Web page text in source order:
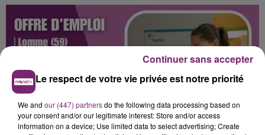
Le respect de votre vie privée est notre priorité
We and our (447) partnersdo the following data processing based on
your consent and/or our legitimate interest: Store and/or access
information on a device; Use limited data to select advertising; Create
Continuer sans accepter